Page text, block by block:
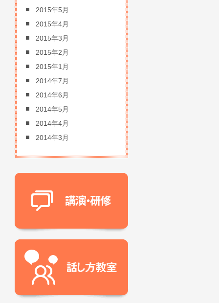
2015年5月
2015年4月
2015年3月
2015年2月
2015年1月
2014年7月
2014年6月
2014年5月
2014年4月
2014年3月